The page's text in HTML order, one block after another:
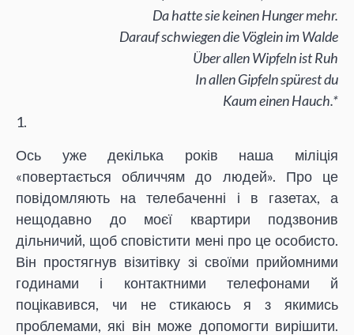
Da hatte sie keinen Hunger mehr.
Darauf schwiegen die Vöglein im Walde
Über allen Wipfeln ist Ruh
In allen Gipfeln spürest du
Kaum einen Hauch.*
1.
Ось уже декілька років наша міліція
«повертається обличчям до людей». Про це
повідомляють на телебаченні і в газетах, а
нещодавно до моєї квартири подзвонив
дільничий, щоб сповістити мені про це особисто.
Він простягнув візитівку зі своїми прийомними
годинами і контактними телефонами й
поцікавився, чи не стикаюсь я з якимись
проблемами, які він може допомогти вирішити.